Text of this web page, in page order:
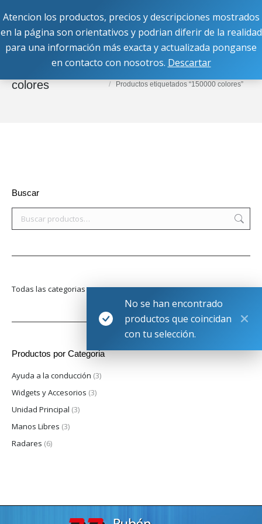
Buscar:
colores
Productos etiquetados “150000 colores”
No se han encontrado
productos que coincidan
con tu selección.
Buscar
Todas las categorias
Productos por Categoria
Ayuda a la conducción (3)
Widgets y Accesorios (3)
Unidad Principal (3)
Manos Libres (3)
Radares (6)
Atencion los productos, precios y descripciones mostrados
en la página son orientativos y podrian diferir de la realidad
para una información más exacta y actualizada ponganse
en contacto con nosotros. Descartar